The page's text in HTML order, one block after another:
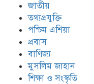
জাতীয়
তথ্যপ্রযুক্তি
পশ্চিম এশিয়া
প্রবাস
বাণিজ্য
মুসলিম জাহান
শিক্ষা ও সংস্কৃতি